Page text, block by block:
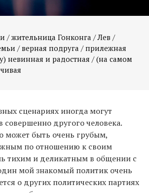
/ жительница Гонконга / Лев /
/ верная подруга / прилежная
невинная и радостная / (на самом
сценариях иногда могут
совершенно другого человека.
может быть очень грубым,
по отношению к своим
тихим и деликатным в общении с
мой знакомый политик очень
о других политических партиях